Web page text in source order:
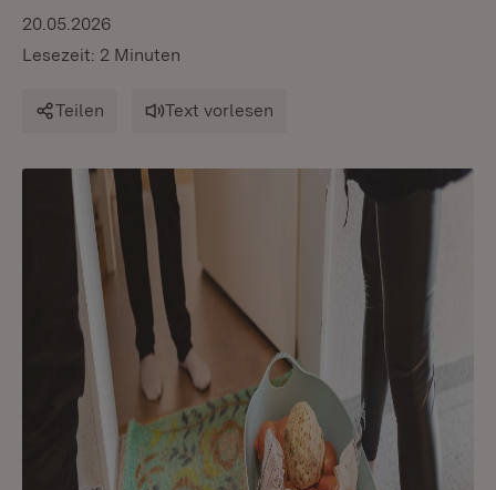
20.05.2026
Lesezeit: 2 Minuten
Teilen Text vorlesen